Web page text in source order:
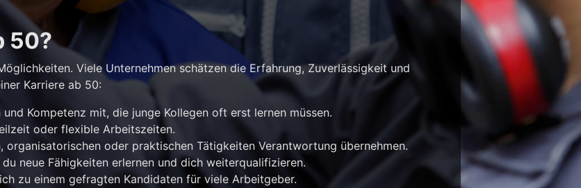
50?
Viele Unternehmen schätzen die Erfahrung, Zuverlässigkeit und
Karriere ab 50:
Kompetenz mit, die junge Kollegen oft erst lernen müssen.
oder flexible Arbeitszeiten.
organisatorischen oder praktischen Tätigkeiten Verantwortung übernehmen.
neue Fähigkeiten erlernen und dich weiterqualifizieren.
zu einem gefragten Kandidaten für viele Arbeitgeber.